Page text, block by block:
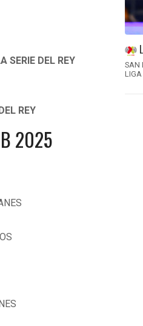
SERIE DEL REY
REY
2025
SAN